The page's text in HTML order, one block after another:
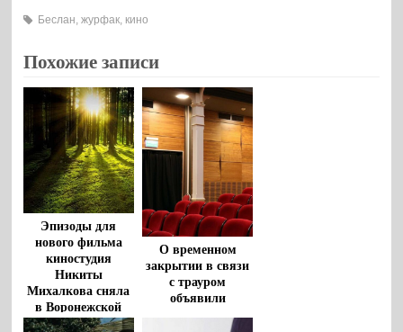
Беслан,журфак, кино
Похожие записи
Эпизоды для
нового фильма
киностудия
Никиты
Михалкова сняла
в Воронежской
области
О временном
закрытии в связи
с трауром
объявили
кинотеатры в